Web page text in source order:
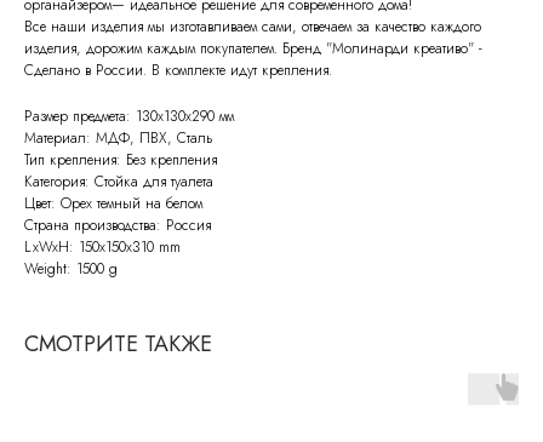
органайзером— идеальное решение для современного дома!
Все наши изделия мы изготавливаем сами, отвечаем за качество каждого
изделия, дорожим каждым покупателем. Бренд "Молинарди креативо" -
Сделано в России. В комплекте идут крепления.
Размер предмета: 130х130х290 мм
Материал: МДФ, ПВХ, Сталь
Тип крепления: Без крепления
Категория: Стойка для туалета
Цвет: Орех темный на белом
Страна производства: Россия
LxWxH: 150x150x310 mm
Weight: 1500 g
СМОТРИТЕ ТАКЖЕ